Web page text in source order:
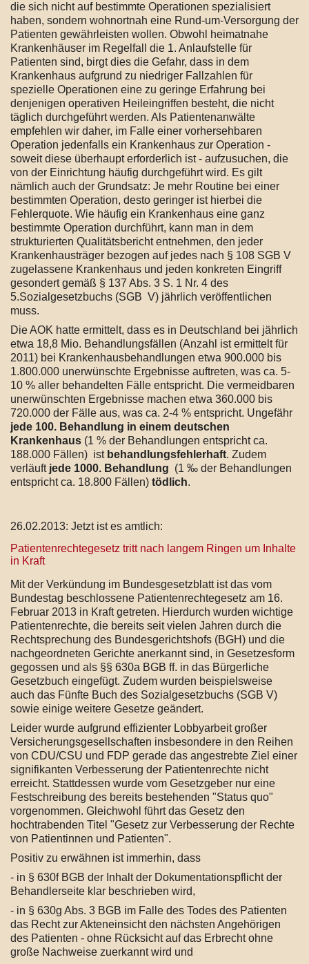
die sich nicht auf bestimmte Operationen spezialisiert
haben, sondern wohnortnah eine Rund-um-Versorgung der
Patienten gewährleisten wollen. Obwohl heimatnahe
Krankenhäuser im Regelfall die 1. Anlaufstelle für
Patienten sind, birgt dies die Gefahr, dass in dem
Krankenhaus aufgrund zu niedriger Fallzahlen für
spezielle Operationen eine zu geringe Erfahrung bei
denjenigen operativen Heileingriffen besteht, die nicht
täglich durchgeführt werden. Als Patientenanwälte
empfehlen wir daher, im Falle einer vorhersehbaren
Operation jedenfalls ein Krankenhaus zur Operation -
soweit diese überhaupt erforderlich ist - aufzusuchen, die
von der Einrichtung häufig durchgeführt wird. Es gilt
nämlich auch der Grundsatz: Je mehr Routine bei einer
bestimmten Operation, desto geringer ist hierbei die
Fehlerquote. Wie häufig ein Krankenhaus eine ganz
bestimmte Operation durchführt, kann man in dem
strukturierten Qualitätsbericht entnehmen, den jeder
Krankenhausträger bezogen auf jedes nach § 108 SGB V
zugelassene Krankenhaus und jeden konkreten Eingriff
gesondert gemäß § 137 Abs. 3 S. 1 Nr. 4 des
5.Sozialgesetzbuchs (SGB V) jährlich veröffentlichen
muss.
Die AOK hatte ermittelt, dass es in Deutschland bei jährlich
etwa 18,8 Mio. Behandlungsfällen (Anzahl ist ermittelt für
2011) bei Krankenhausbehandlungen etwa 900.000 bis
1.800.000 unerwünschte Ergebnisse auftreten, was ca. 5-
10 % aller behandelten Fälle entspricht. Die vermeidbaren
unerwünschten Ergebnisse machen etwa 360.000 bis
720.000 der Fälle aus, was ca. 2-4 % entspricht. Ungefähr
jede 100. Behandlung in einem deutschen
Krankenhaus (1 % der Behandlungen entspricht ca.
188.000 Fällen) ist behandlungsfehlerhaft. Zudem
verläuft jede 1000. Behandlung (1 ‰ der Behandlungen
entspricht ca. 18.800 Fällen) tödlich.
26.02.2013: Jetzt ist es amtlich:
Patientenrechtegesetz tritt nach langem Ringen um Inhalte
in Kraft
Mit der Verkündung im Bundesgesetzblatt ist das vom
Bundestag beschlossene Patientenrechtegesetz am 16.
Februar 2013 in Kraft getreten. Hierdurch wurden wichtige
Patientenrechte, die bereits seit vielen Jahren durch die
Rechtsprechung des Bundesgerichtshofs (BGH) und die
nachgeordneten Gerichte anerkannt sind, in Gesetzesform
gegossen und als §§ 630a BGB ff. in das Bürgerliche
Gesetzbuch eingefügt. Zudem wurden beispielsweise
auch das Fünfte Buch des Sozialgesetzbuchs (SGB V)
sowie einige weitere Gesetze geändert.
Leider wurde aufgrund effizienter Lobbyarbeit großer
Versicherungsgesellschaften insbesondere in den Reihen
von CDU/CSU und FDP gerade das angestrebte Ziel einer
signifikanten Verbesserung der Patientenrechte nicht
erreicht. Stattdessen wurde vom Gesetzgeber nur eine
Festschreibung des bereits bestehenden "Status quo"
vorgenommen. Gleichwohl führt das Gesetz den
hochtrabenden Titel "Gesetz zur Verbesserung der Rechte
von Patientinnen und Patienten".
Positiv zu erwähnen ist immerhin, dass
- in § 630f BGB der Inhalt der Dokumentationspflicht der
Behandlerseite klar beschrieben wird,
- in § 630g Abs. 3 BGB im Falle des Todes des Patienten
das Recht zur Akteneinsicht den nächsten Angehörigen
des Patienten - ohne Rücksicht auf das Erbrecht ohne
große Nachweise zuerkannt wird und